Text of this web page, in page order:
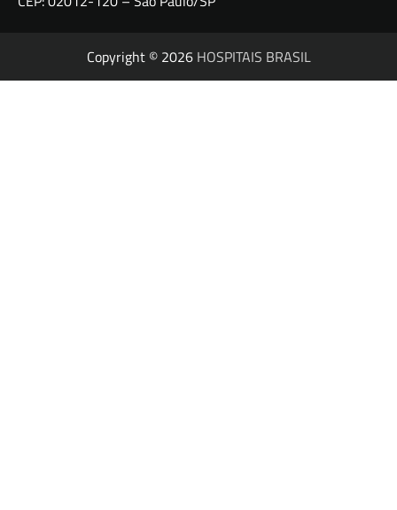
Copyright © 2026 HOSPITAIS BRASIL